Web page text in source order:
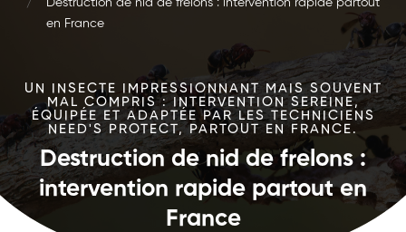
Destruction de nid de frelons : intervention rapide partout
en France
UN INSECTE IMPRESSIONNANT MAIS SOUVENT
MAL COMPRIS : INTERVENTION SEREINE,
ÉQUIPÉE ET ADAPTÉE PAR LES TECHNICIENS
NEED'S PROTECT, PARTOUT EN FRANCE.
Destruction de nid de frelons :
intervention rapide partout en
France